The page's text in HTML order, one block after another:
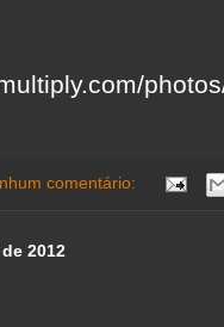
comentário:
2012